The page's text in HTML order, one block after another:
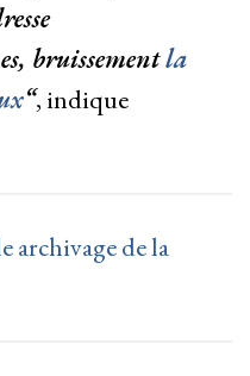
bruissementla
“, indique
archivage de la